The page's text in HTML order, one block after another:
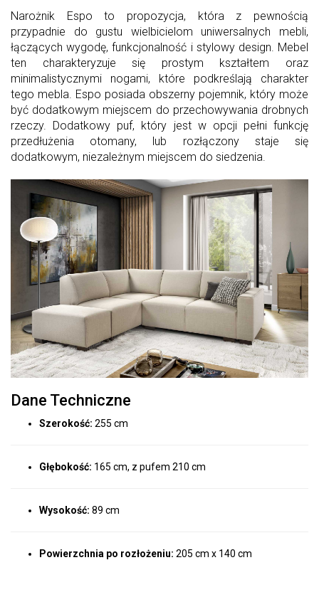
Narożnik Espo to propozycja, która z pewnością
przypadnie do gustu wielbicielom uniwersalnych mebli,
łączących wygodę, funkcjonalność i stylowy design. Mebel
ten charakteryzuje się prostym kształtem oraz
minimalistycznymi nogami, które podkreślają charakter
tego mebla. Espo posiada obszerny pojemnik, który może
być dodatkowym miejscem do przechowywania drobnych
rzeczy. Dodatkowy puf, który jest w opcji pełni funkcję
przedłużenia otomany, lub rozłączony staje się
dodatkowym, niezależnym miejscem do siedzenia.
Dane Techniczne
Szerokość: 255 cm
Głębokość: 165 cm, z pufem 210 cm
Wysokość: 89 cm
Powierzchnia po rozłożeniu: 205 cm x 140 cm